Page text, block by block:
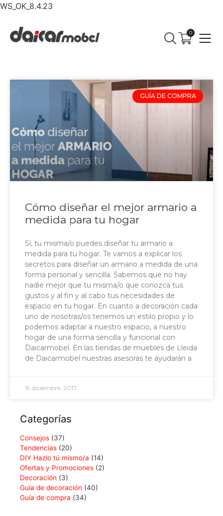
WS_OK_8.4.23
0
GUÍA DE COMPRA
Cómo diseñar el mejor armario a
medida para tu hogar
Sí, tu misma/o puedes diseñar tu armario a
medida para tu hogar. Te vamos a explicar los
secretos para diseñar un armario a medida de una
forma personal y sencilla. Sabemos que no hay
nadie mejor que tu misma/o que conozca tus
gustos y al fin y al cabo tus necesidades de
espacio en tu hogar. En cuanto a decoración cada
uno de nosotras/os tenemos un estilo propio y lo
podemos adaptar a nuestro espacio, a nuestro
hogar de una forma sencilla y funcional con
Daicarmobel. En las tiendas de muebles de Lleida
de Daicarmobel nuestras asesoras te ayudarán a
19 diciembre, 2017
Categorías
Consejos (37)
Tendencias (20)
DIY Hazlo tú mismo/a (14)
Ofertas y Promociones (2)
Decoración (3)
Guía de decoración (40)
Guía de compra (34)